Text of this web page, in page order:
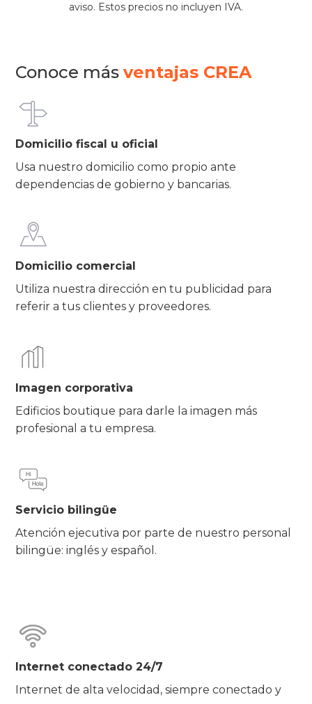
aviso. Estos precios no incluyen IVA.
Conoce másventajas CREA
Domicilio fiscal u oficial
Usa nuestro domicilio como propio ante
dependencias de gobierno y bancarias.
Domicilio comercial
Utiliza nuestra dirección en tu publicidad para
referir a tus clientes y proveedores.
Imagen corporativa
Edificios boutique para darle la imagen más
profesional a tu empresa.
Servicio bilingüe
​Atención ejecutiva por parte de nuestro personal
bilingüe: inglés y español​.
Internet conectado 24/7
Internet de alta velocidad, siempre conectado y